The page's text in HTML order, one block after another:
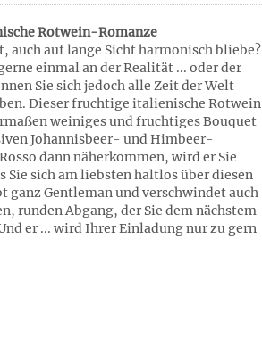
Rotwein-Romanze
auch auf lange Sicht harmonisch bliebe?
einmal an der Realität ... oder der
Sie sich jedoch alle Zeit der Welt
Dieser fruchtige italienische Rotwein
weiniges und fruchtiges Bouquet
Johannisbeer- und Himbeer-
dann näherkommen, wird er Sie
sich am liebsten haltlos über diesen
ganz Gentleman und verschwindet auch
runden Abgang, der Sie dem nächstem
er ... wird Ihrer Einladung nur zu gern